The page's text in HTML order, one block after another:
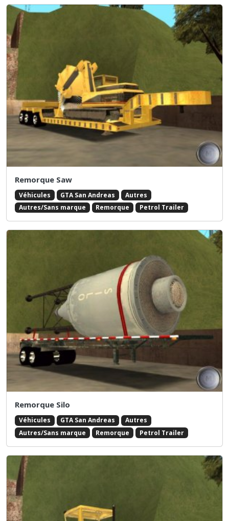
Remorque Saw
Véhicules GTA San Andreas
Autres
Autres/Sans marque
Remorque Petrol Trailer
Remorque Silo
Véhicules GTA San Andreas
Autres
Autres/Sans marque
Remorque Petrol Trailer